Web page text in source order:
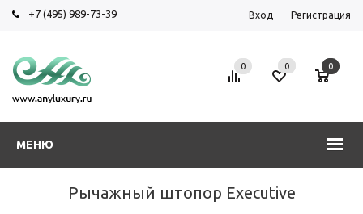
+7 (495) 989-73-39 Вход Регистрация
МЕНЮ
0 0 0
Рычажный штопор Executive